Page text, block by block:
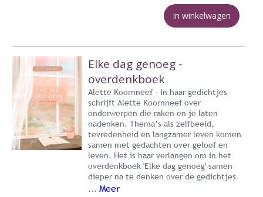
In winkelwagen
Elke dag genoeg -
overdenkboek
Alette Koornneef - In haar gedichtjes
schrijft Alette Koornneef over
onderwerpen die raken en je laten
nadenken. Thema’s als zelfbeeld,
tevredenheid en langzamer leven komen
samen met gedachten over geloof en
leven. Het is haar verlangen om in het
overdenkboek 'Elke dag genoeg' samen
dieper na te denken over de gedichtjes
... Meer